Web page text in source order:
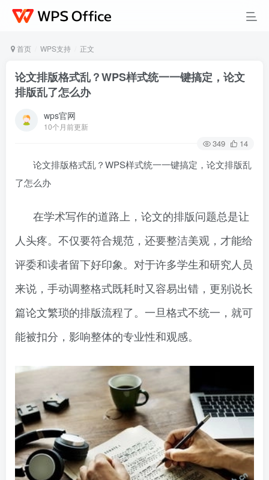
首页 WPS支持 正文
论文排版格式乱？WPS样式统一一键搞定，论文
排版乱了怎么办
wps官网
10个月前更新
349 14
论文排版格式乱？WPS样式统一一键搞定，论文排版乱
了怎么办
在学术写作的道路上，论文的排版问题总是让
人头疼。不仅要符合规范，还要整洁美观，才能给
评委和读者留下好印象。对于许多学生和研究人员
来说，手动调整格式既耗时又容易出错，更别说长
篇论文繁琐的排版流程了。一旦格式不统一，就可
能被扣分，影响整体的专业性和观感。